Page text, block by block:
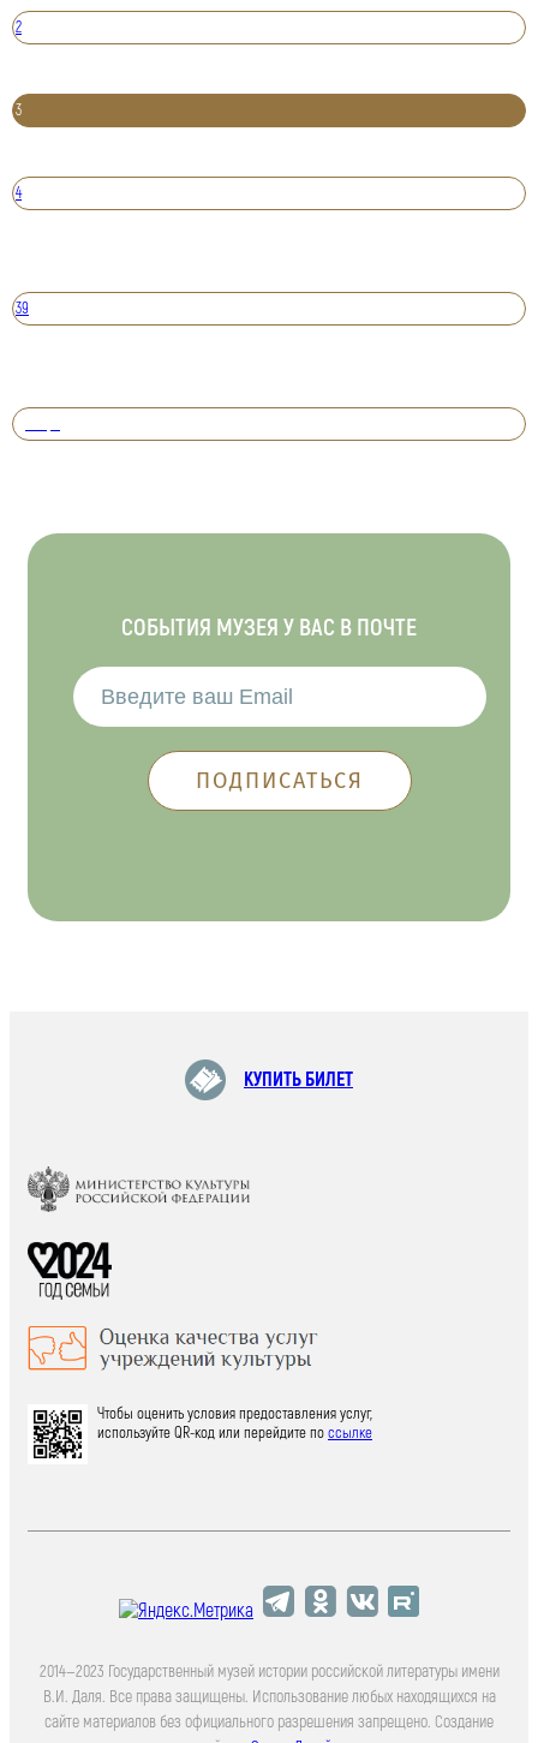
2
3
4
39
СОБЫТИЯ МУЗЕЯ У ВАС В ПОЧТЕ
КУПИТЬ БИЛЕТ
Чтобы оценить условия предоставления услуг,
используйте QR-код или перейдите поссылке
2014—2023 Государственный музей истории российской литературы имени
В.И. Даля. Все права защищены. Использование любых находящихся на
сайте материалов без официального разрешения запрещено. Создание